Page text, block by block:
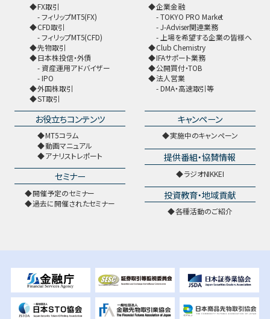
FX取引
フィリップMT5(FX)
CFD取引
フィリップMT5(CFD)
先物取引
日本株投信・外債
資産運用アドバイザー
IPO
外国株取引
ST取引
企業金融
TOKYO PRO Market
J-Adviser関連業務
上場を希望する企業の皆様へ
Club Chemistry
IFAサポート業務
公開買付・TOB
法人営業
DMA・高速取引等
お役立ちコンテンツ
MT5コラム
動画マニュアル
アナリストレポート
セミナー
開催予定のセミナー
過去に開催されたセミナー
キャンペーン
実施中のキャンペーン
提供番組・協賛情報
ラジオNIKKEI
投資教育・地域貢献
各種活動のご紹介